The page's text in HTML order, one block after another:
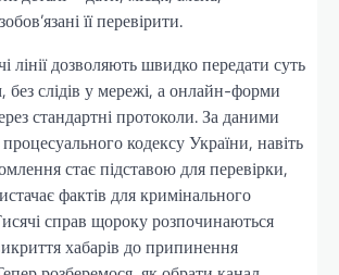
її перевірити.
лінії дозволяють швидко передати суть
без слідів у мережі, а онлайн-форми
стандартні протоколи. За даними
кодексу України, навіть
стає підставою для перевірки,
фактів для кримінального
справ щороку розпочинаються
хабарів до припинення